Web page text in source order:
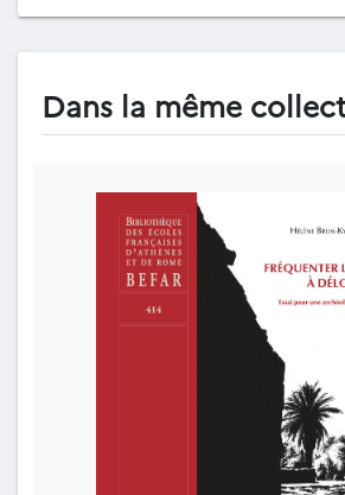
Dans la même